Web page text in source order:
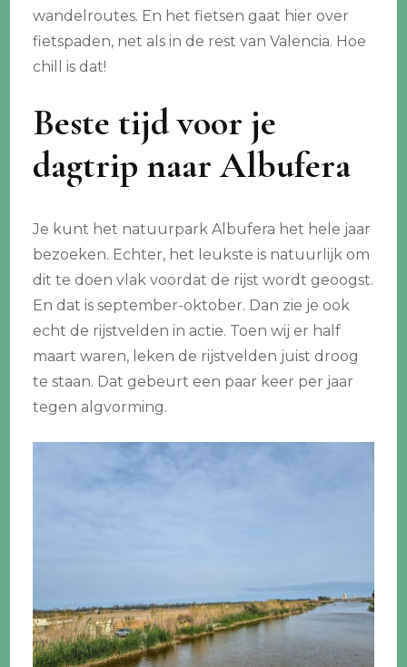
wandelroutes. En het fietsen gaat hier over
fietspaden, net als in de rest van Valencia. Hoe
chill is dat!
Beste tijd voor je
dagtrip naar Albufera
Je kunt het natuurpark Albufera het hele jaar
bezoeken. Echter, het leukste is natuurlijk om
dit te doen vlak voordat de rijst wordt geoogst.
En dat is september-oktober. Dan zie je ook
echt de rijstvelden in actie. Toen wij er half
maart waren, leken de rijstvelden juist droog
te staan. Dat gebeurt een paar keer per jaar
tegen algvorming.